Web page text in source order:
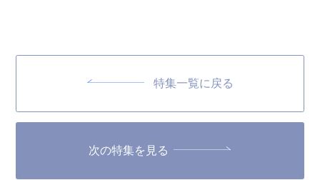
特集一覧に戻る
次の特集を見る